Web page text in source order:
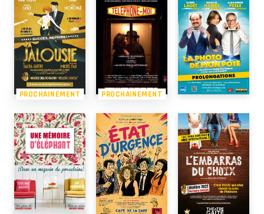
PROCHAINEMENT PROCHAINEMENT